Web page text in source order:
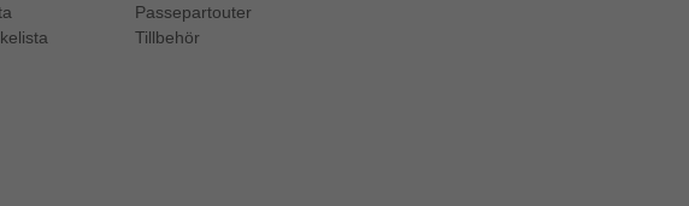
Passepartouter
Tillbehör